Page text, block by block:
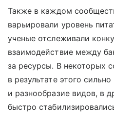
Также в каждом
варьировали уровень
ученые отслеживали
взаимодействие между
за ресурсы. В некоторых
в результате этого
и разнообразие видов, в
быстро